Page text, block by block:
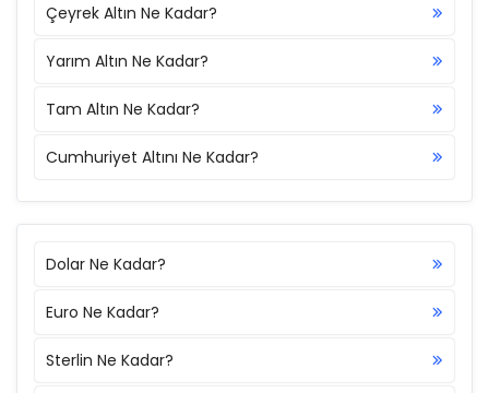
Çeyrek Altın Ne Kadar?
Yarım Altın Ne Kadar?
Tam Altın Ne Kadar?
Cumhuriyet Altını Ne Kadar?
Dolar Ne Kadar?
Euro Ne Kadar?
Sterlin Ne Kadar?